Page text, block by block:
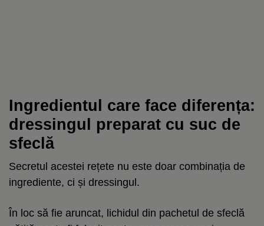
Ingredientul care face diferența:
dressingul preparat cu suc de
sfeclă
Secretul acestei rețete nu este doar combinația de
ingrediente, ci și dressingul.
În loc să fie aruncat, lichidul din pachetul de sfeclă